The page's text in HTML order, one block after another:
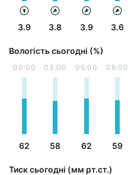
3.9 3.8 3.9 3.6
Вологість сьогодні (%)
00:00
62
03:00
58
06:00
62
09:00
59
Тиск сьогодні (мм рт.ст.)